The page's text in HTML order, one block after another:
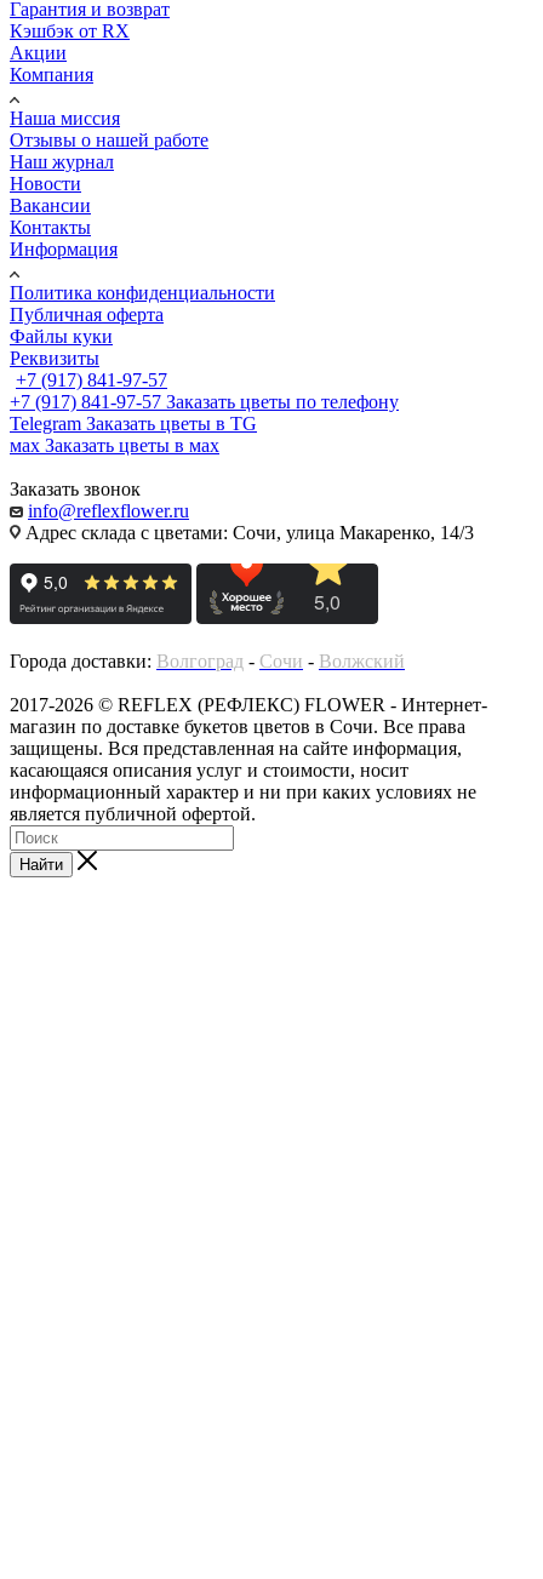
Гарантия и возврат
Кэшбэк от RX
Акции
Компания
Наша миссия
Отзывы о нашей работе
Наш журнал
Новости
Вакансии
Контакты
Информация
Политика конфиденциальности
Публичная оферта
Файлы куки
Реквизиты
+7 (917) 841-97-57
+7 (917) 841-97-57 Заказать цветы по телефону
Telegram Заказать цветы в TG
мах Заказать цветы в мах
Заказать звонок
info@reflexflower.ru
Адрес склада с цветами: Сочи, улица Макаренко, 14/3
Города доставки: Волгоград - Сочи - Волжский
2017-2026 © REFLEX (РЕФЛЕКС) FLOWER - Интернет-
магазин по доставке букетов цветов в Сочи. Все права
защищены. Вся представленная на сайте информация,
касающаяся описания услуг и стоимости, носит
информационный характер и ни при каких условиях не
является публичной офертой.
Найти